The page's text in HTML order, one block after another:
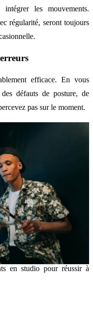
les mouvements.
régularité, seront toujours
efficace. En vous
défauts de posture, de
pas sur le moment.
en studio pour réussir à